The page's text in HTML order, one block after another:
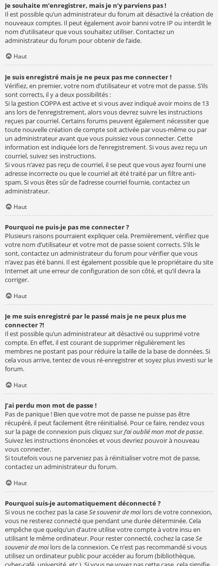
Je souhaite m’enregistrer, mais je n’y parviens pas !
Il est possible qu’un administrateur du forum ait désactivé la création de
nouveaux comptes. Il peut également avoir banni votre IP ou interdit le
nom d’utilisateur que vous souhaitez utiliser. Contactez un
administrateur du forum pour obtenir de l’aide.
Haut
Je suis enregistré mais je ne peux pas me connecter !
Vérifiez, en premier, votre nom d’utilisateur et votre mot de passe. S’ils
sont corrects, il y a deux possibilités :
Si la gestion COPPA est active et si vous avez indiqué avoir moins de 13
ans lors de l’enregistrement, alors vous devrez suivre les instructions
reçues par courriel. Certains forums peuvent également nécessiter que
toute nouvelle création de compte soit activée par vous-même ou par
un administrateur avant que vous puissiez vous connecter. Cette
information est indiquée lors de l’enregistrement. Si vous avez reçu un
courriel, suivez ses instructions.
Si vous n’avez pas reçu de courriel, il se peut que vous ayez fourni une
adresse incorrecte ou que le courriel ait été traité par un filtre anti-
spam. Si vous êtes sûr de l’adresse courriel fournie, contactez un
administrateur.
Haut
Pourquoi ne puis-je pas me connecter ?
Plusieurs raisons pourraient expliquer cela. Premièrement, vérifiez que
votre nom d’utilisateur et votre mot de passe soient corrects. S’ils le
sont, contactez un administrateur du forum pour vérifier que vous
n’avez pas été banni. Il est également possible que le propriétaire du site
Internet ait une erreur de configuration de son côté, et qu’il devra la
corriger.
Haut
Je me suis enregistré par le passé mais je ne peux plus me
connecter ?!
Il est possible qu’un administrateur ait désactivé ou supprimé votre
compte. En effet, il est courant de supprimer régulièrement les
membres ne postant pas pour réduire la taille de la base de données. Si
cela vous arrive, tentez de vous ré-enregistrer et soyez plus investi sur le
forum.
Haut
J’ai perdu mon mot de passe !
Pas de panique ! Bien que votre mot de passe ne puisse pas être
récupéré, il peut facilement être réinitialisé. Pour ce faire, rendez vous
sur la page de connexion puis cliquez surJ’ai oublié mon mot de passe.
Suivez les instructions énoncées et vous devriez pouvoir à nouveau
vous connecter.
Si toutefois vous ne parveniez pas à réinitialiser votre mot de passe,
contactez un administrateur du forum.
Haut
Pourquoi suis-je automatiquement déconnecté ?
Si vous ne cochez pas la caseSe souvenir de moilors de votre connexion,
vous ne resterez connecté que pendant une durée déterminée. Cela
empêche que quelqu’un d’autre utilise votre compte à votre insu en
utilisant le même ordinateur. Pour rester connecté, cochez la caseSe
souvenir de moilors de la connexion. Ce n’est pas recommandé si vous
utilisez un ordinateur public pour accéder au forum (bibliothèque,